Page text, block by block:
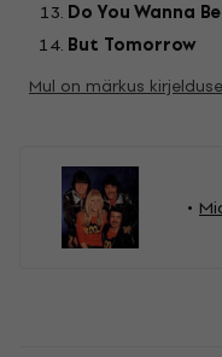
Do You Wanna
But Tomorrow
Mul on märkus